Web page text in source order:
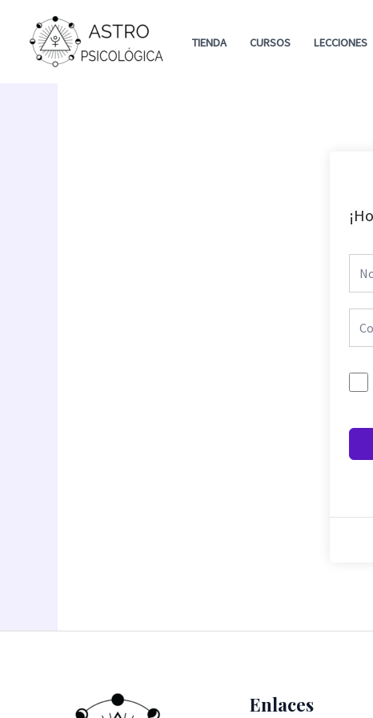
contenido
TIENDA CURSOS LECCIONES
Enlaces